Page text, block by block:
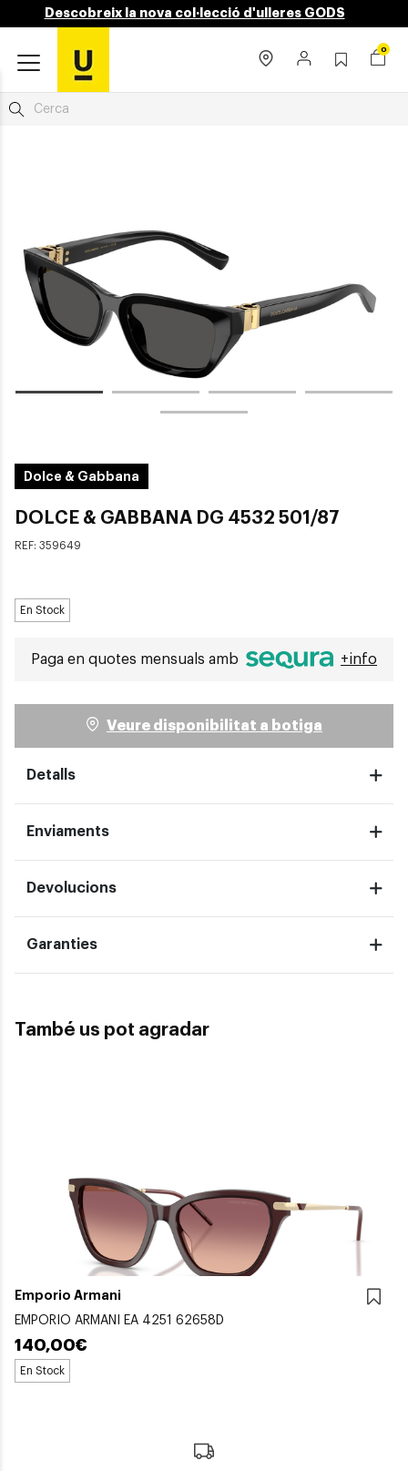
Descobreix la nova col·lecció d'ulleres GODS
0
Dolce & Gabbana
DOLCE & GABBANA DG 4532 501/87
REF: 359649
En Stock
Paga en quotes mensuals amb +info
Veure disponibilitat a botiga
Detalls
Enviaments
Devolucions
Garanties
També us pot agradar
Emporio Armani
EMPORIO ARMANI EA 4251 62658D
140,00€
En Stock